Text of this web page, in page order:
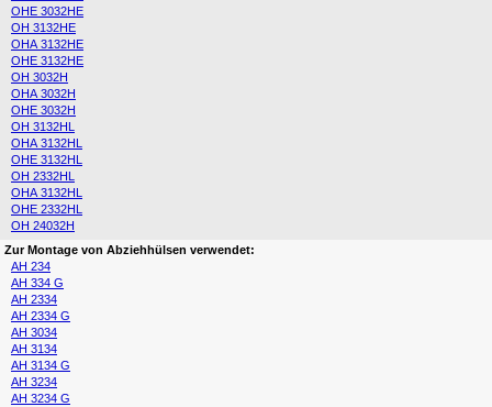
OHE 3032HE
OH 3132HE
OHA 3132HE
OHE 3132HE
OH 3032H
OHA 3032H
OHE 3032H
OH 3132HL
OHA 3132HL
OHE 3132HL
OH 2332HL
OHA 3132HL
OHE 2332HL
OH 24032H
Zur Montage von Abziehhülsen verwendet:
AH 234
AH 334 G
AH 2334
AH 2334 G
AH 3034
AH 3134
AH 3134 G
AH 3234
AH 3234 G